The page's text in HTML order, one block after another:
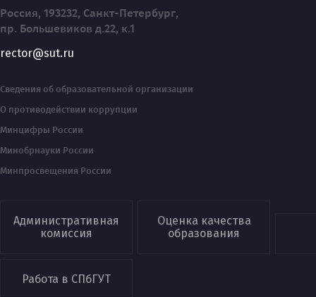
Россия, 193232, Санкт-Петербург,
пр. Большевиков д.22, к.1
rector@sut.ru
Сведения об образовательной организации
О противодействии коррупции
Минцифры России
Минобрнауки России
Минпросвещения России
Административная
комиссия
Оценка качества
образования
Работа в СПбГУТ